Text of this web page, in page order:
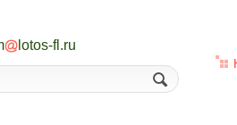
lotos-fl.ru